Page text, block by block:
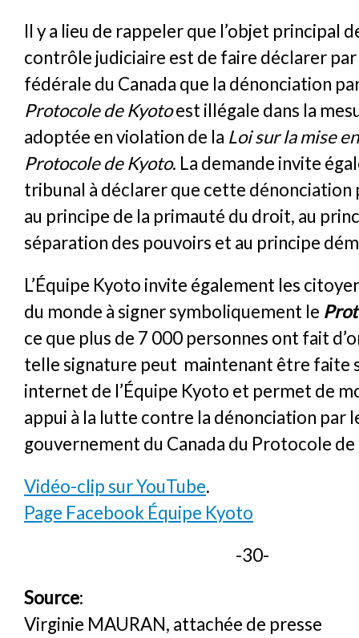
Il y a lieu de rappeler que l’objet principal
contrôle judiciaire est de faire déclarer
fédérale du Canada que la dénonciation
Protocole de Kyotoest illégale dans la
adoptée en violation de la Loi sur la mise
Protocole de Kyoto. La demande invite
tribunal à déclarer que cette
au principe de la primauté du droit, au
séparation des pouvoirs et au principe
L’Équipe Kyoto invite également les
du monde à signer symboliquement le
ce que plus de 7 000 personnes ont fait
telle signature peut maintenant être faite
internet de l’Équipe Kyoto et permet de
appui à la lutte contre la dénonciation par
gouvernement du Canada du Protocole
Vidéo-clip sur YouTube.
Page Facebook Équipe Kyoto
-30-
Source:
Virginie MAURAN, attachée de presse